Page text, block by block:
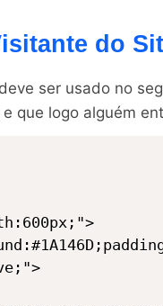
do
ser usado no
que logo alguém